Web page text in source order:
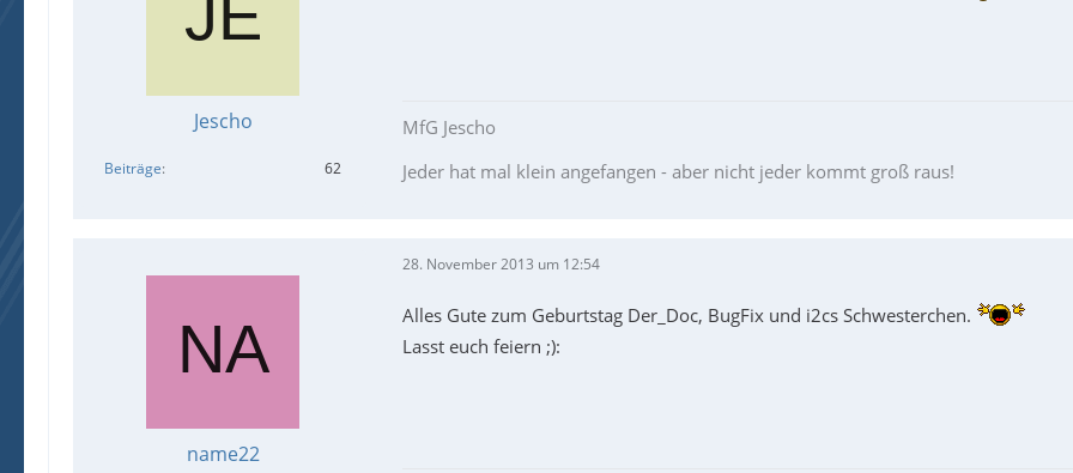
Jescho
Beiträge 62
MfG Jescho
Jeder hat mal klein angefangen - aber nicht jeder kommt groß raus!
name22
28. November 2013 um 12:54
Alles Gute zum Geburtstag Der_Doc, BugFix und i2cs Schwesterchen.
Lasst euch feiern ;):